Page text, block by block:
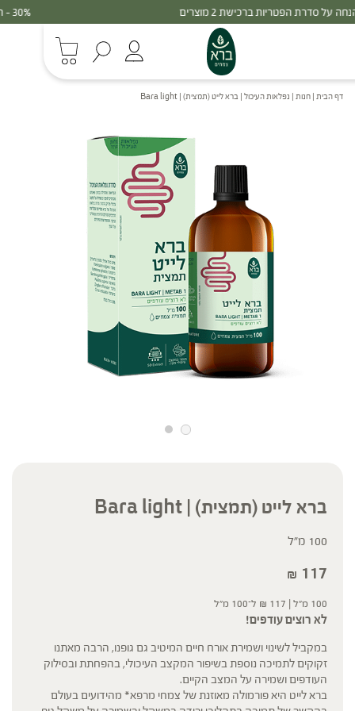
30% - הנחה על סדרת הפטריות ברכישת 3 מוצרים
דף הבית | חנות | נפלאות העיכול | ברא לייט (תמצית) | Bara light
ברא לייט (תמצית) | Bara light
100 מ"ל
₪ 117
100 מ"ל | ₪ 117 ל־100 מ"ל
לא רוצים עודפים!
במקביל לשינוי ושמירת אורח חיים המיטיב גם גופנו, הרבה מאתנו
זקוקים לתמיכה נוספת בשיפור המקצב העיכולי, בהפחתת ובסילוק
העודפים ושמירה על המצב הקיים.
ברא לייט היא פורמולה מאוזנת של צמחי מרפא* מהידועים בעולם